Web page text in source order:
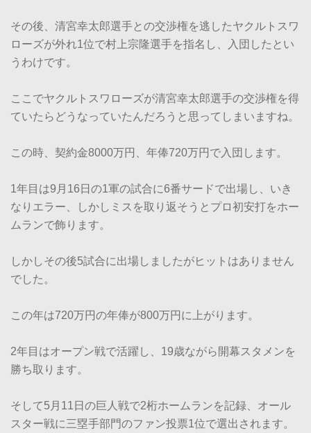
その後、清宮幸太郎選手との交渉権を逃したヤクルトスワ
ローズが外れ1位で村上宗隆選手を指名し、入団したとい
うわけです。
ここでヤクルトスワローズが清宮幸太郎選手の交渉権を得
ていたらどうなっていたんだろうと思ってしまいますね。
この時、契約金8000万円、年俸720万円で入団します。
1年目は9月16日の1軍の試合に6番サードで出場し、いき
なりエラー、しかしミスを取り返そうとプロ初安打をホー
ムランで飾ります。
しかしその後5試合に出場しましたがヒットはありません
でした。
この年は720万円の年俸が800万円に上がります。
2年目はオープン戦で活躍し、19歳ながら開幕スタメンを
勝ち取ります。
そして5月11日の巨人戦で2桁ホームランを記録、オール
スター戦に三塁手部門のファン投票1位で選出されます。